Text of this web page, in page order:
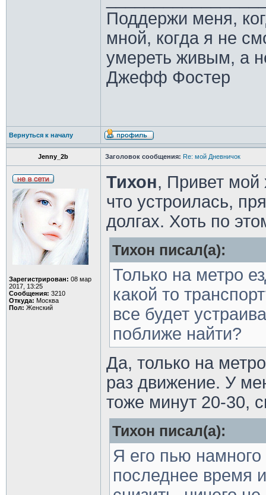
Поддержи меня,
мной, когда я не
умереть живым, а
Джефф Фостер
Вернуться к началу
Jenny_2b Заголовок сообщения: Re: мой Дневничок
Зарегистрирован: 08 мар
2017, 13:25
Сообщения: 3210
Откуда: Москва
Пол: Женский
Тихон, Привет
что устроилась,
долгах. Хоть по
Тихон писал(а):
Только на метро
какой то
все будет
поближе найти?
Да, только на
раз движение. У
тоже минут 20-30,
Тихон писал(а):
Я его пью
последнее время